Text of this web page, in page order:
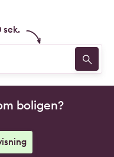
sek.
boligen?